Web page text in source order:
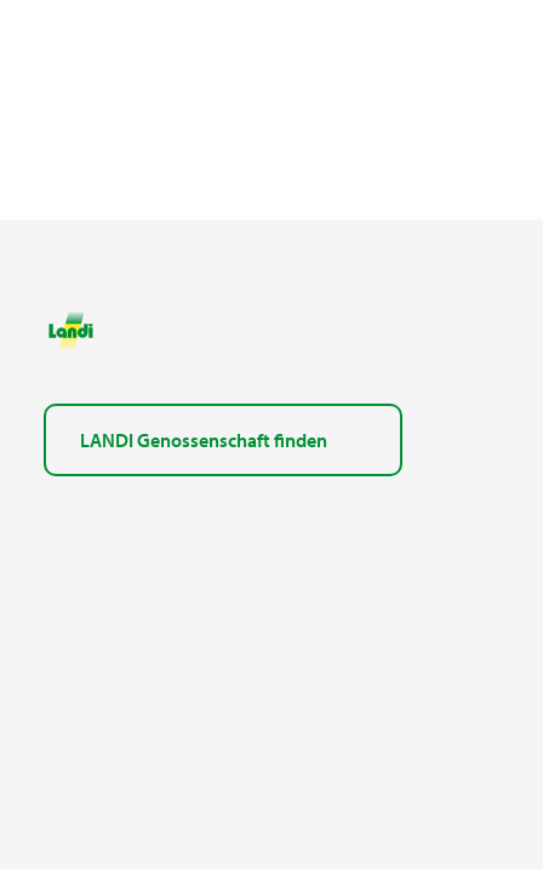
LANDI Genossenschaft finden